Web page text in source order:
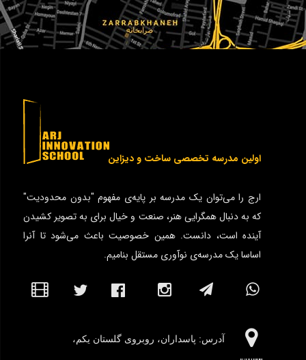
اولین مدرسه تخصصی ساخت و دیزاین
ارج را می‌توان یک مدرسه بر پایه‌ی مفهوم "بدون محدودیت"
که به دنبال همگرایی هنر، صنعت و خیال برای به تصویر کشیدن
آینده است، دانست. همین خصوصیت باعث می‌شود تا آنرا
اساسا یک مدرسه‌ی نوآوری مستقل بنامیم.
آدرس:‌ پاسداران، روبروی گلستان یکم،